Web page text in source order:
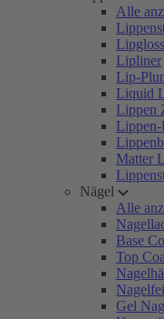
Alle
Lipgloss
Lipliner
Lip-
Liquid
Lippen
Lippen-
Matter
Nägel
Alle
Base
Top
Gel